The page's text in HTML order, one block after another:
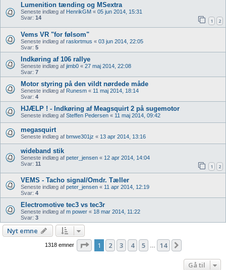
Lumenition tænding og MSextra
Seneste indlæg af HenrikGM « 05 jun 2014, 15:31
Svar: 14 1 2
Vems VR "for følsom"
Seneste indlæg af raslortmus « 03 jun 2014, 22:05
Svar: 5
Indkøring af 106 rallye
Seneste indlæg af jimb0 « 27 maj 2014, 22:08
Svar: 7
Motor styring på den vildt nørdede måde
Seneste indlæg af Runesm « 11 maj 2014, 18:14
Svar: 4
HJÆLP ! - Indkøring af Meagsquirt 2 på sugemotor
Seneste indlæg af Steffen Pedersen « 11 maj 2014, 09:42
megasquirt
Seneste indlæg af bmwe301jz « 13 apr 2014, 13:16
wideband stik
Seneste indlæg af peter_jensen « 12 apr 2014, 14:04
Svar: 11 1 2
VEMS - Tacho signal/Omdr. Tæller
Seneste indlæg af peter_jensen « 11 apr 2014, 12:19
Svar: 4
Electromotive tec3 vs tec3r
Seneste indlæg af m power « 18 mar 2014, 11:22
Svar: 3
Nyt emne
1318 emner Side af 14
1 2 3 4 5 14
Gå til